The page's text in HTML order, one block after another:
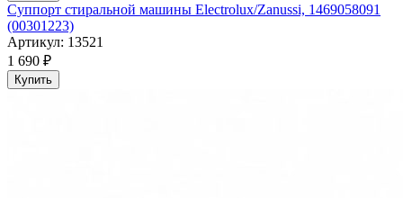
Суппорт стиральной машины Electrolux/Zanussi, 1469058091
(00301223)
Артикул: 13521
1 690 ₽
Купить